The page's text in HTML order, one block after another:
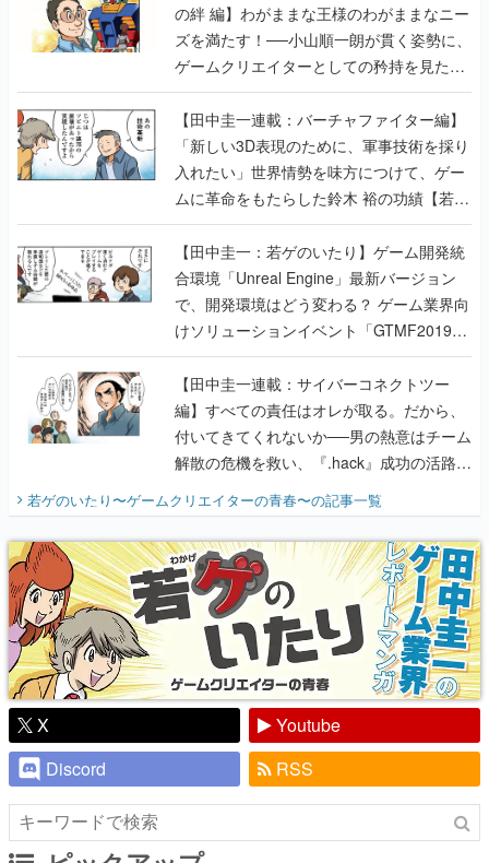
の絆 編】わがままな王様のわがままなニー
ズを満たす！──小山順一朗が貫く姿勢に、
ゲームクリエイターとしての矜持を見た
【若ゲのいたり最終回】
【田中圭一連載：バーチャファイター編】
「新しい3D表現のために、軍事技術を採り
入れたい」世界情勢を味方につけて、ゲー
ムに革命をもたらした鈴木 裕の功績【若ゲ
のいたり】
【田中圭一：若ゲのいたり】ゲーム開発統
合環境「Unreal Engine」最新バージョン
で、開発環境はどう変わる？ ゲーム業界向
けソリューションイベント「GTMF2019」
に行って、より理解を深めよう【PR】
【田中圭一連載：サイバーコネクトツー
編】すべての責任はオレが取る。だから、
付いてきてくれないか──男の熱意はチーム
解散の危機を救い、『.hack』成功の活路を
開く。業界の快男児・松山 洋に流れる血は
『少年ジャンプ』色だった【若ゲのいた
り】
若ゲのいたり〜ゲームクリエイターの青春〜の記事一覧
X
Youtube
Discord
RSS